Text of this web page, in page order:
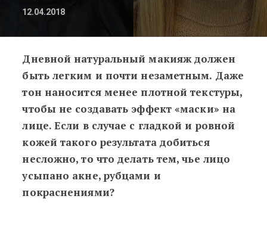
12.04.2018
Пошаговый мастер-класс:
Дневной натуральный макияж должен
быть легким и почти незаметным. Даже
тон наносится менее плотной текстуры,
чтобы не создавать эффект «маски» на
лице. Если в случае с гладкой и ровной
кожей такого результата добиться
несложно, то что делать тем, чье лицо
усыпано акне, рубцами и
покраснениями?